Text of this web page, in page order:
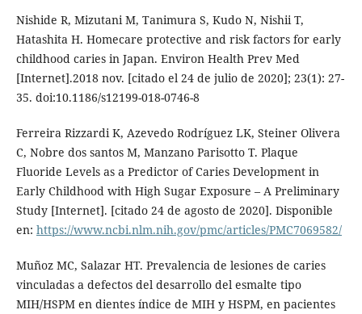
Nishide R, Mizutani M, Tanimura S, Kudo N, Nishii T,
Hatashita H. Homecare protective and risk factors for early
childhood caries in Japan. Environ Health Prev Med
[Internet].2018 nov. [citado el 24 de julio de 2020]; 23(1): 27-
35. doi:10.1186/s12199-018-0746-8
Ferreira Rizzardi K, Azevedo Rodríguez LK, Steiner Olivera
C, Nobre dos santos M, Manzano Parisotto T. Plaque
Fluoride Levels as a Predictor of Caries Development in
Early Childhood with High Sugar Exposure – A Preliminary
Study [Internet]. [citado 24 de agosto de 2020]. Disponible
en: https://www.ncbi.nlm.nih.gov/pmc/articles/PMC7069582/
Muñoz MC, Salazar HT. Prevalencia de lesiones de caries
vinculadas a defectos del desarrollo del esmalte tipo
MIH/HSPM en dientes índice de MIH y HSPM, en pacientes